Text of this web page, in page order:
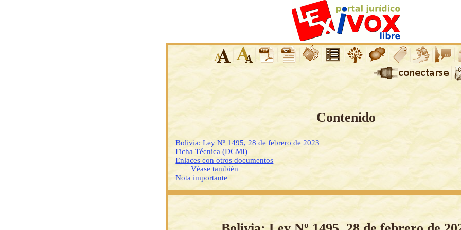
Contenido
Bolivia: Ley Nº 1495, 28 de febrero de 2023
Ficha Técnica (DCMI)
Enlaces con otros documentos
Véase también
Nota importante